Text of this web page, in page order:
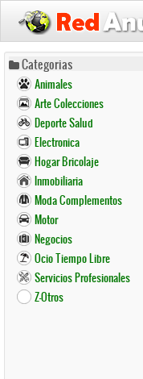
Pasar
contenido
principal
Categorias
Animales
Arte Colecciones
Deporte Salud
Electronica
Hogar Bricolaje
Inmobiliaria
Moda Complementos
Motor
Negocios
Ocio Tiempo Libre
Servicios Profesionales
Z-Otros